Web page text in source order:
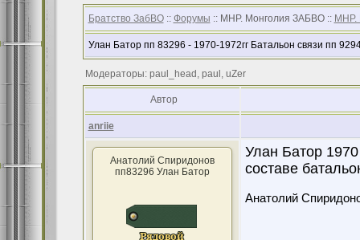
Братство ЗабВО:: Форумы :: МНР. Монголия ЗАБВО :: МНР.
Улан Батор пп 83296 - 1970-1972гг Батальон связи пп
Модераторы: paul_head, paul, uZer
Автор
anriie
Анатолий Спиридонов
пп83296 Улан Батор
Улан Батор
составе
Анатолий